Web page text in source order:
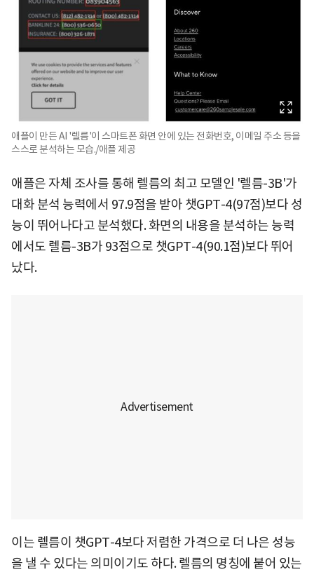
애플이 만든 AI '렐름'이 스마트폰 화면 안에 있는 전화번호, 이메일 주소 등을
스스로 분석하는 모습./애플 제공
애플은 자체 조사를 통해 렐름의 최고 모델인 '렐름-3B'가
대화 분석 능력에서 97.9점을 받아 챗GPT-4(97점)보다 성
능이 뛰어나다고 분석했다. 화면의 내용을 분석하는 능력
에서도 렐름-3B가 93점으로 챗GPT-4(90.1점)보다 뛰어
났다.
이는 렐름이 챗GPT-4보다 저렴한 가격으로 더 나은 성능
을 낼 수 있다는 의미이기도 하다. 렐름의 명칭에 붙어 있는